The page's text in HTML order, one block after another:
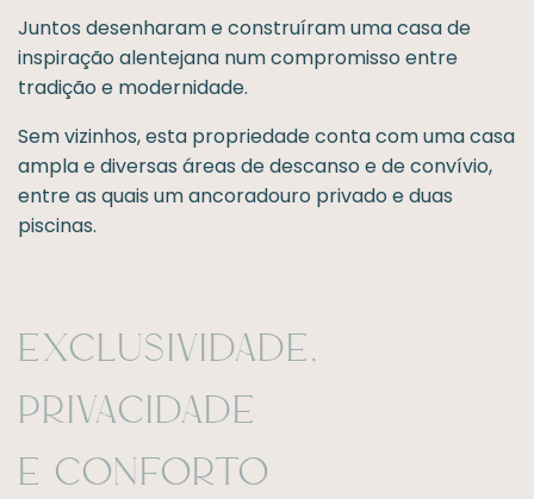
Juntos desenharam e construíram uma casa de
inspiração alentejana num compromisso entre
tradição e modernidade.
Sem vizinhos, esta propriedade conta com uma casa
ampla e diversas áreas de descanso e de convívio,
entre as quais um ancoradouro privado e duas
piscinas.
Exclusividade,
privacidade
e conforto